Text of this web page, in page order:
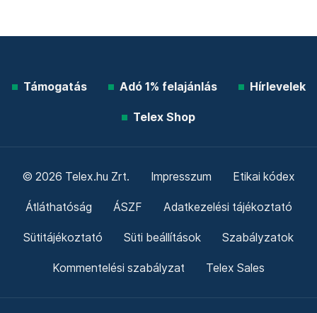
Támogatás Adó 1% felajánlás Hírlevelek
Telex Shop
© 2026 Telex.hu Zrt. Impresszum Etikai kódex
Átláthatóság ÁSZF Adatkezelési tájékoztató
Sütitájékoztató Süti beállítások Szabályzatok
Kommentelési szabályzat Telex Sales